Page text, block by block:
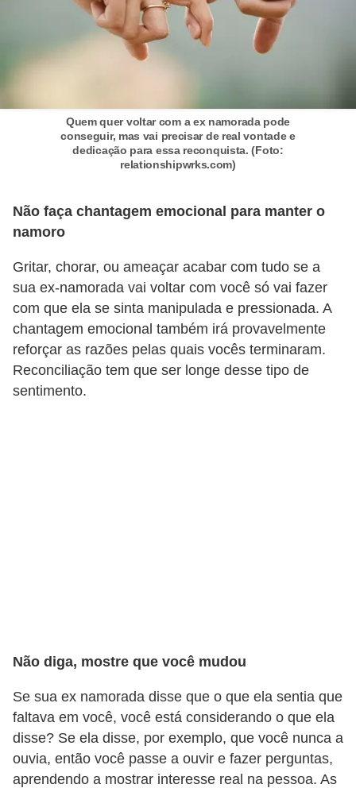
Quem quer voltar com a ex namorada pode
conseguir, mas vai precisar de real vontade e
dedicação para essa reconquista. (Foto:
relationshipwrks.com)
Não faça chantagem emocional para manter o
namoro
Gritar, chorar, ou ameaçar acabar com tudo se a
sua ex-namorada vai voltar com você só vai fazer
com que ela se sinta manipulada e pressionada. A
chantagem emocional também irá provavelmente
reforçar as razões pelas quais vocês terminaram.
Reconciliação tem que ser longe desse tipo de
sentimento.
Não diga, mostre que você mudou
Se sua ex namorada disse que o que ela sentia que
faltava em você, você está considerando o que ela
disse? Se ela disse, por exemplo, que você nunca a
ouvia, então você passe a ouvir e fazer perguntas,
aprendendo a mostrar interesse real na pessoa. As
f
s
M
o
d
a
m
a
s
c
P
r
f
u
m